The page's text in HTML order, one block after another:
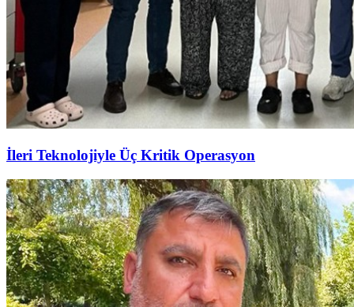
İleri Teknolojiyle Üç Kritik Operasyon